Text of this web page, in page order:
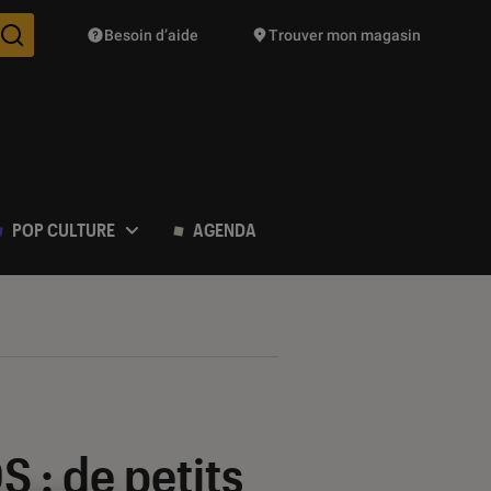
Des suggestions de produits vont vous être proposées
Besoin d’aide Trouver mon magasin
POP CULTURE AGENDA
: de petits